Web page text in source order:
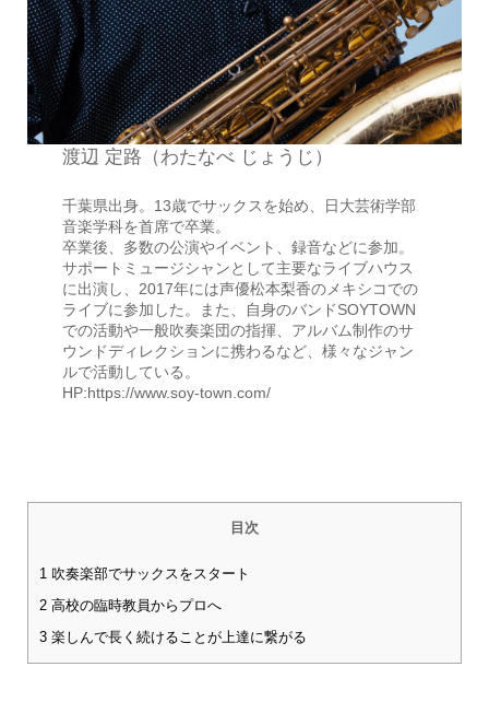
渡辺 定路（わたなべ じょうじ）
千葉県出身。13歳でサックスを始め、日大芸術学部
音楽学科を首席で卒業。
卒業後、多数の公演やイベント、録音などに参加。
サポートミュージシャンとして主要なライブハウス
に出演し、2017年には声優松本梨香のメキシコでの
ライブに参加した。また、自身のバンドSOYTOWN
での活動や一般吹奏楽団の指揮、アルバム制作のサ
ウンドディレクションに携わるなど、様々なジャン
ルで活動している。
HP:https://www.soy-town.com/
目次
1 吹奏楽部でサックスをスタート
2 高校の臨時教員からプロへ
3 楽しんで長く続けることが上達に繋がる